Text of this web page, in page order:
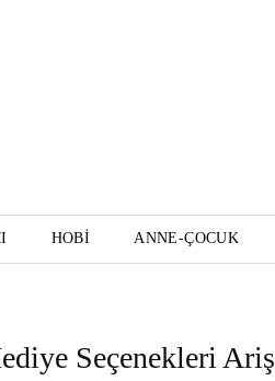
HOBI ANNE-ÇOCUK
Seçenekleri Ariş